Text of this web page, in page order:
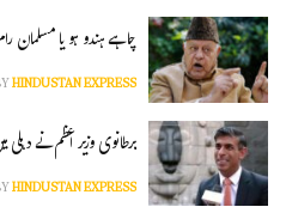
چاہے ہندو ہو یا مسلمان
HINDUSTAN EXPRESS
برطانوی وزیر اعظم نے دہلی
HINDUSTAN EXPRESS